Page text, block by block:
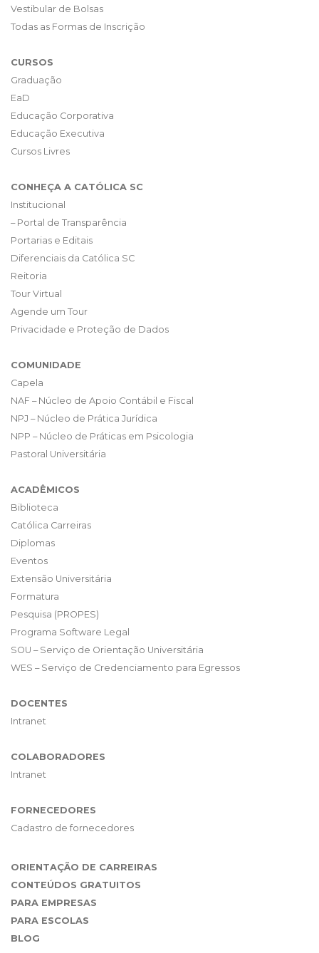
Vestibular de Bolsas
Todas as Formas de Inscrição
CURSOS
Graduação
EaD
Educação Corporativa
Educação Executiva
Cursos Livres
CONHEÇA A CATÓLICA SC
Institucional
– Portal de Transparência
Portarias e Editais
Diferenciais da Católica SC
Reitoria
Tour Virtual
Agende um Tour
Privacidade e Proteção de Dados
COMUNIDADE
Capela
NAF – Núcleo de Apoio Contábil e Fiscal
NPJ – Núcleo de Prática Jurídica
NPP – Núcleo de Práticas em Psicologia
Pastoral Universitária
ACADÊMICOS
Biblioteca
Católica Carreiras
Diplomas
Eventos
Extensão Universitária
Formatura
Pesquisa (PROPES)
Programa Software Legal
SOU – Serviço de Orientação Universitária
WES – Serviço de Credenciamento para Egressos
DOCENTES
Intranet
COLABORADORES
Intranet
FORNECEDORES
Cadastro de fornecedores
ORIENTAÇÃO DE CARREIRAS
CONTEÚDOS GRATUITOS
PARA EMPRESAS
PARA ESCOLAS
BLOG